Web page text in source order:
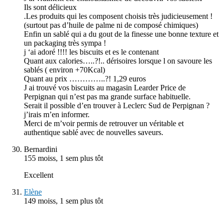
Ils sont délicieux
.Les produits qui les composent choisis très judicieusement !
(surtout pas d’huile de palme ni de composé chimiques)
Enfin un sablé qui a du gout de la finesse une bonne texture et
un packaging très sympa !
j ‘ai adoré !!!! les biscuits et es le contenant
Quant aux calories…..?!.. dérisoires lorsque l on savoure les
sablés ( environ +70Kcal)
Quant au prix …………..?! 1,29 euros
J ai trouvé vos biscuits au magasin Learder Price de
Perpignan qui n’est pas ma grande surface habituelle.
Serait il possible d’en trouver à Leclerc Sud de Perpignan ?
j’irais m’en informer.
Merci de m’voir permis de retrouver un véritable et
authentique sablé avec de nouvelles saveurs.
Bernardini
155 moiss, 1 sem plus tôt
Excellent
Elène
149 moiss, 1 sem plus tôt